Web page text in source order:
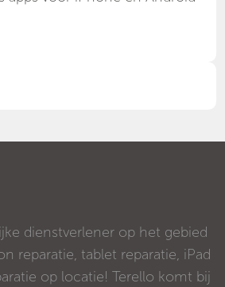
dienstverlener op het gebied
reparatie, tablet reparatie, iPad
op locatie! Terello komt bij